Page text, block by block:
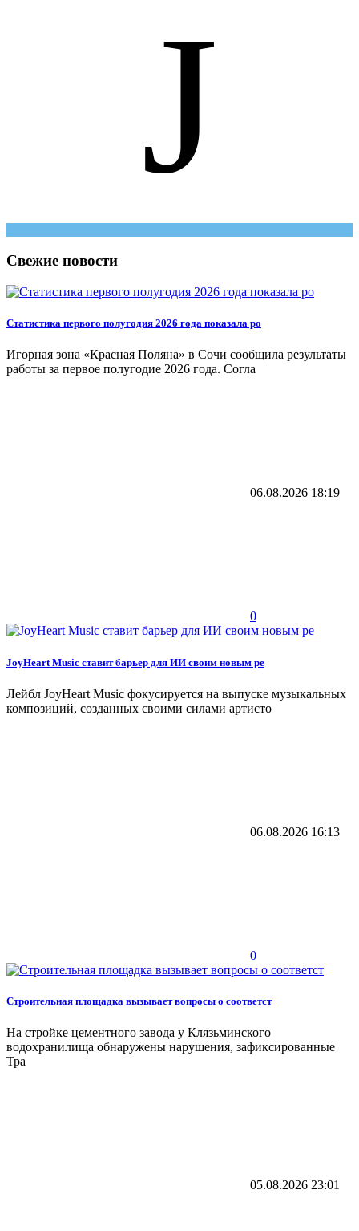
J
Свежие новости
Статистика первого полугодия 2026 года показала ро
Игорная зона «Красная Поляна» в Сочи сообщила результаты
работы за первое полугодие 2026 года. Согла
06.08.2026 18:19
0
JoyHeart Music ставит барьер для ИИ своим новым ре
Лейбл JoyHeart Music фокусируется на выпуске музыкальных
композиций, созданных своими силами артисто
06.08.2026 16:13
0
Строительная площадка вызывает вопросы о соответст
На стройке цементного завода у Клязьминского
водохранилища обнаружены нарушения, зафиксированные
Тра
05.08.2026 23:01